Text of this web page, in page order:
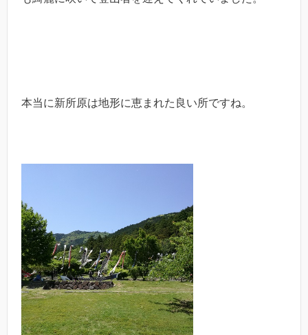
本当に新所原は地形に恵まれた良い所ですね。